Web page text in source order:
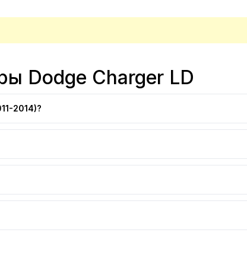
Dodge Charger LD
2014)?